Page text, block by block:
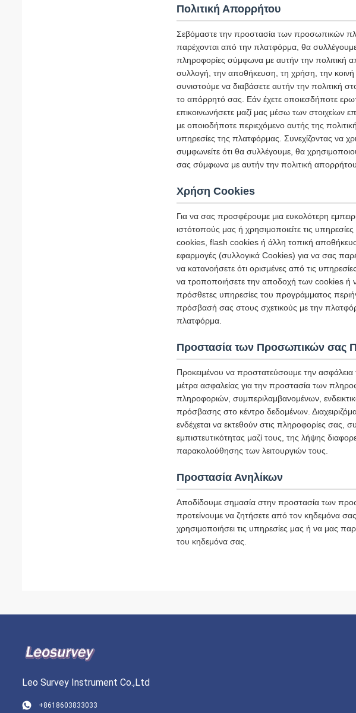
Πολιτική Απορρήτου
Σεβόμαστε την προστασία των προσωπικών
παρέχονται από την πλατφόρμα, θα
πληροφορίες σύμφωνα με αυτήν την πολιτική
συλλογή, την αποθήκευση, τη χρήση, την
συνιστούμε να διαβάσετε αυτήν την πολιτική
το απόρρητό σας. Εάν έχετε οποιεσδήποτε
επικοινωνήσετε μαζί μας μέσω των στοιχείων
με οποιοδήποτε περιεχόμενο αυτής της
υπηρεσίες της πλατφόρμας. Συνεχίζοντας να
συμφωνείτε ότι θα συλλέγουμε, θα
σας σύμφωνα με αυτήν την πολιτική απορρήτου.
Χρήση Cookies
Για να σας προσφέρουμε μια ευκολότερη
ιστότοπούς μας ή χρησιμοποιείτε τις
cookies, flash cookies ή άλλη τοπική
εφαρμογές (συλλογικά Cookies) για να σας
να κατανοήσετε ότι ορισμένες από τις
να τροποποιήσετε την αποδοχή των cookies ή
πρόσθετες υπηρεσίες του προγράμματος
πρόσβασή σας στους σχετικούς με την
πλατφόρμα.
Προστασία των Προσωπικών σας
Προκειμένου να προστατεύσουμε την
μέτρα ασφαλείας για την προστασία των
πληροφοριών, συμπεριλαμβανομένων,
πρόσβασης στο κέντρο δεδομένων.
ενδέχεται να εκτεθούν στις πληροφορίες
εμπιστευτικότητας μαζί τους, της λήψης
παρακολούθησης των λειτουργιών τους.
Προστασία Ανηλίκων
Αποδίδουμε σημασία στην προστασία των
προτείνουμε να ζητήσετε από τον κηδεμόνα
χρησιμοποιήσει τις υπηρεσίες μας ή να μας
του κηδεμόνα σας.
Leo Survey Instrument Co.,Ltd
+8618603833033